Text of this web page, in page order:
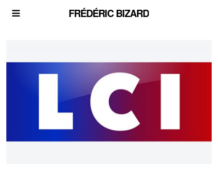
FRÉDÉRIC BIZARD